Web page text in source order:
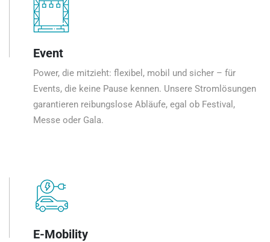
Event
Power, die mitzieht: flexibel, mobil und sicher – für
Events, die keine Pause kennen. Unsere Stromlösungen
garantieren reibungslose Abläufe, egal ob Festival,
Messe oder Gala.
E-Mobility